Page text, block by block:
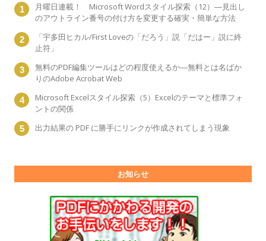
月曜日連載！ Microsoft Wordスタイル探索（12）―見出し
のアウトライン番号の付け方を変更する確実・簡単な方法
「宇多田ヒカル/First Loveの「だろう」説「だはー」説に終
止符」
無料のPDF編集ツールはどの程度使えるか―無料とは名ばか
りのAdobe Acrobat Web
Microsoft Excelスタイル探索（5）Excelのテーマと標準フォ
ントの関係
出力結果の PDF に勝手にリンクが作成されてしまう現象
お知らせ